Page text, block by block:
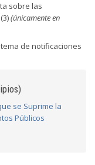
sobre las
(únicamente en
de notificaciones
se Suprime la
Públicos